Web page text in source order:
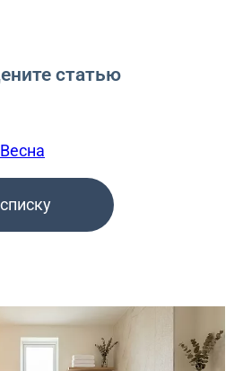
статью